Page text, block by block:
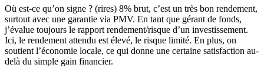
Où est-ce qu’on signe ? (rires) 8% brut, c’est un très bon rendement,
surtout avec une garantie via PMV. En tant que gérant de fonds,
j’évalue toujours le rapport rendement/risque d’un investissement.
Ici, le rendement attendu est élevé, le risque limité. En plus, on
soutient l’économie locale, ce qui donne une certaine satisfaction au-
delà du simple gain financier.